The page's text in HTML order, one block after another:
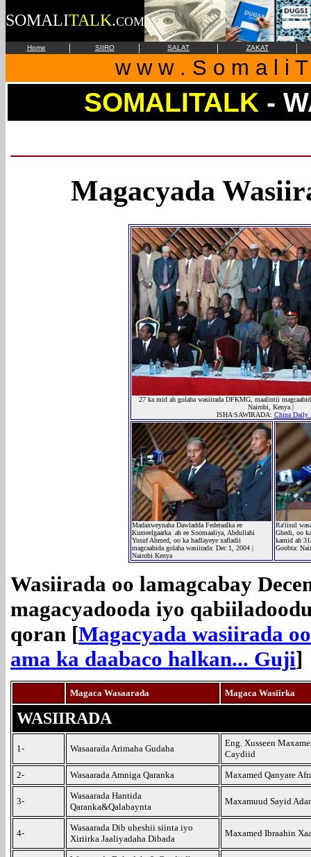
SOMALITALK.COM
Home | SIIRO | SALAT | ZAKAT |
w w w . S o m a l i
SOMALITALK -
Magacyada
27 ka mid ah golaha wasiirada DFKMG, maalintii
Nairobi, Kenya |
ISHA SAWIRADA: China Daily
Madaxweynaha Dawladda Federaalka ee
Kumeelgaarka ah ee Soomaaliya, Abdullahi
Yusuf Ahmed, oo ka hadlayeye xafladii
magcaabida golaha wasiirada: Dec 1, 2004 |
Nairobi Kenya
Ra'iisul
Ghedi, oo
kamid ah
Goobta:
Wasiirada oo lamagcabay
magacyadooda iyo
qoran [Magacyada wasiirada
ama ka daabaco halkan... Guji]
Magaca Wasaarada Magaca Wasiirka
WASIIRADA
1- Wasaarada Arimaha Gudaha
Eng. Xusseen
Caydiid
2-
Wasaarada Amniga Qaranka Maxamed Qanyare
3-
Wasaarada Hantida
Qaranka&Qalabaynta
Maxamuud Sayid
4-
Wasaarada Dib uheshii siinta iyo
Xiriirka Jaaliyadaha Dibada
Maxamed Ibraahin